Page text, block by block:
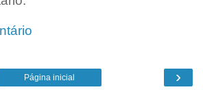
›
Página inicial